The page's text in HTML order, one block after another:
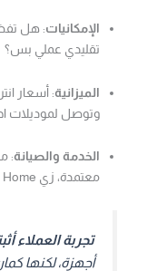
الإمكانيات: هل
تقليدي عملي بس؟
الميزانية: أسعار
وتوصل لموديلات
الخدمة والصيانة:
معتمدة، زي Electro Home.
تجربة العملاء
أجهزة، لكنها